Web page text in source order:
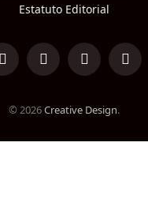
Estatuto Editorial
LinkedInFacebookInstagramTikTok
© 2026Creative Design.